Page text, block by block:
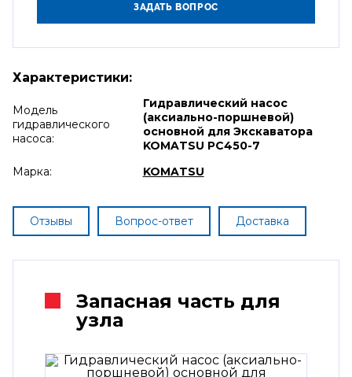
Характеристики:
Модель
гидравлического
насоса:
Гидравлический насос
(аксиально-поршневой)
основной для Экскаватора
KOMATSU PC450-7
Марка:
KOMATSU
Отзывы Вопрос-ответ Доставка
Запасная часть для
узла